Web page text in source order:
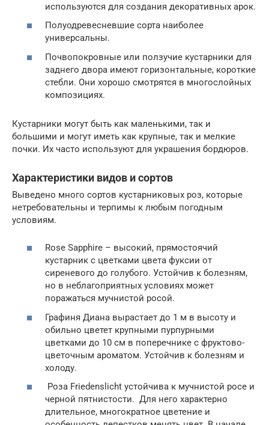
используются для создания декоративных арок.
Полуодревесневшие сорта наиболее
универсальны.
Почвопокровные или ползучие кустарники для
заднего двора имеют горизонтальные, короткие
стебли. Они хорошо смотрятся в многослойных
композициях.
Кустарники могут быть как маленькими, так и
большими и могут иметь как крупные, так и мелкие
почки. Их часто используют для украшения бордюров.
Характеристики видов и сортов
Выведено много сортов кустарниковых роз, которые
нетребовательны и терпимы к любым погодным
условиям.
Rose Sapphire – высокий, прямостоячий
кустарник с цветками цвета фуксии от
сиреневого до голубого. Устойчив к болезням,
но в неблагоприятных условиях может
поражаться мучнистой росой.
Графиня Диана вырастает до 1 м в высоту и
обильно цветет крупными пурпурными
цветками до 10 см в поперечнике с фруктово-
цветочным ароматом. Устойчив к болезням и
холоду.
Роза Friedenslicht устойчива к мучнистой росе и
черной пятнистости. Для него характерно
длительное, многократное цветение и